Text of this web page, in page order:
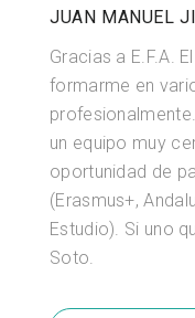
JUAN MANUEL
Gracias a E.F.A.
formarme en
un equipo muy
oportunidad de
(Erasmus+,
Estudio). Si uno
Soto.